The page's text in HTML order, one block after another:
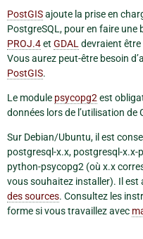
PostGISajoute la prise en
PostgreSQL, pour en faire une
PROJ.4et GDAL devraient
Vous aurez peut-être besoin
PostGIS.
Le module psycopg2 est
données lors de l’utilisation de
Sur Debian/Ubuntu, il est
postgresql-x.x, postgresql-x.x-
python-psycopg2 (où x.x
vous souhaitez installer). Il est
des sources. Consultez les
forme si vous travaillez avec